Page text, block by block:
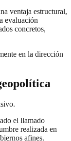
ventaja estructural,
evaluación
concretos,
en la dirección
el llamado
realizada en
afines.